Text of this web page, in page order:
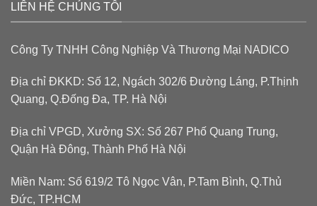
LIÊN HỆ CHÚNG TÔI
Công Ty TNHH Công Nghiệp Và Thương Mại NADICO
Địa chỉ ĐKKD: Số 12, Ngách 302/6 Đường Láng, P.Thịnh
Quang, Q.Đống Đa, TP. Hà Nội
Địa chỉ VPGD, Xưởng SX: Số 267 Phố Quang Trung,
Quận Hà Đông, Thành Phố Hà Nội
Miền Nam: Số 619/2 Tô Ngọc Vân, P.Tam Bình, Q.Thủ
Đức, TP.HCM